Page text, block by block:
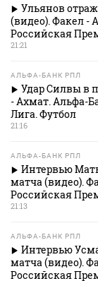
Ульянов
(видео). Факел -
Российская
21:21
АЛЬФА-БАНК РПЛ
Удар Силвы в
- Ахмат. Альфа-
Лига. Футбол
21:16
АЛЬФА-БАНК РПЛ
Интервью
матча (видео).
Российская
21:13
АЛЬФА-БАНК РПЛ
Интервью
матча (видео).
Российская